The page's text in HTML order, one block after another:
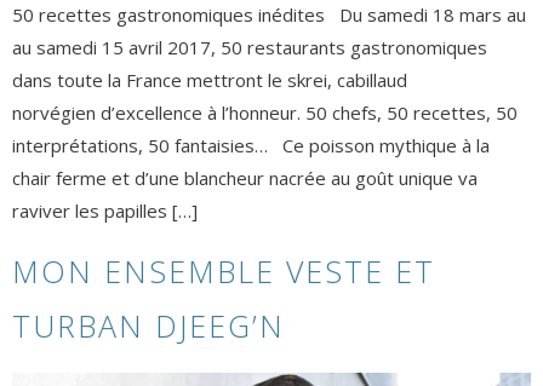
50 recettes gastronomiques inédites Du samedi 18 mars au
au samedi 15 avril 2017, 50 restaurants gastronomiques
dans toute la France mettront le skrei, cabillaud
norvégien d’excellence à l’honneur. 50 chefs, 50 recettes, 50
interprétations, 50 fantaisies… Ce poisson mythique à la
chair ferme et d’une blancheur nacrée au goût unique va
raviver les papilles […]
MON ENSEMBLE VESTE ET
TURBAN DJEEG’N